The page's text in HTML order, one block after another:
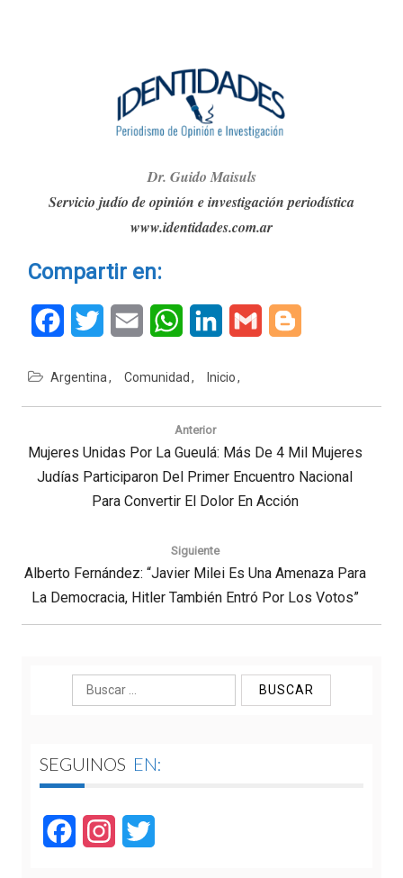
Dr. Guido Maisuls
Servicio judío de opinión e investigación periodística
www.identidades.com.ar
Compartir en:
FacebookTwitter Email WhatsAppLinkedInGmail
Argentina Comunidad Inicio
Navegación
entradas
Anterior
Previous
Post:
Mujeres Unidas Por La Gueulá: Más De 4 Mil Mujeres
Judías Participaron Del Primer Encuentro Nacional
Para Convertir El Dolor En Acción
Siguiente
Next
Post:
Alberto Fernández: “Javier Milei Es Una Amenaza Para
La Democracia, Hitler También Entró Por Los Votos”
Buscar:
SEGUINOS EN:
FacebookInstagram